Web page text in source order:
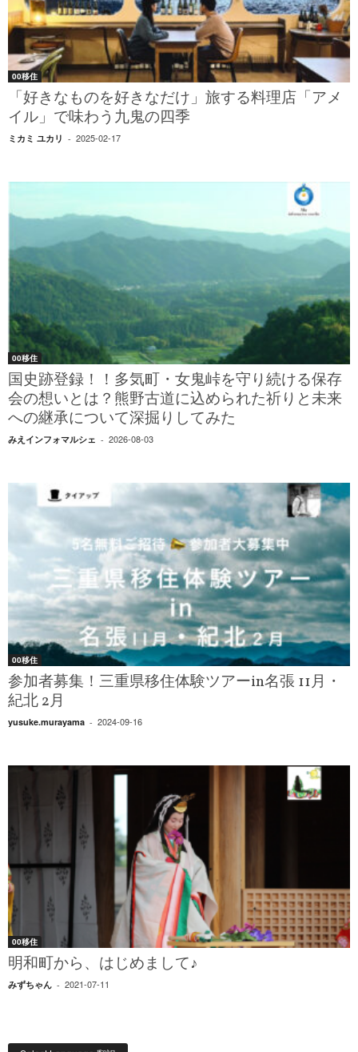
00移住
「好きなものを好きなだけ」旅する料理店「アメ
イル」で味わう九鬼の四季
ミカミ ユカリ - 2025-02-17
00移住
国史跡登録！！多気町・女鬼峠を守り続ける保存
会の想いとは？熊野古道に込められた祈りと未来
への継承について深掘りしてみた
みえインフォマルシェ - 2026-08-03
00移住
参加者募集！三重県移住体験ツアーin名張 11月・
紀北 2月
yusuke.murayama - 2024-09-16
00移住
明和町から、はじめまして♪
みずちゃん - 2021-07-11